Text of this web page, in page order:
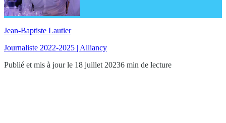
Jean-Baptiste Lautier
Journaliste 2022-2025 | Alliancy
Publié et mis à jour le 18 juillet 20236 min de lecture